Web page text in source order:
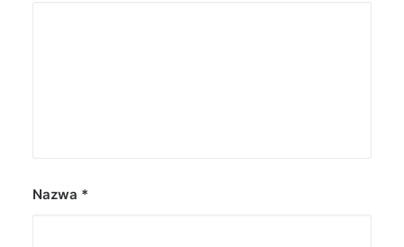
Nazwa *